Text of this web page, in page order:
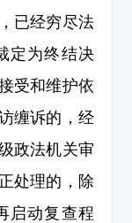
已经穷尽法
定为终结决
受和维护依
缠诉的，经
政法机关审
处理的，除
启动复查程